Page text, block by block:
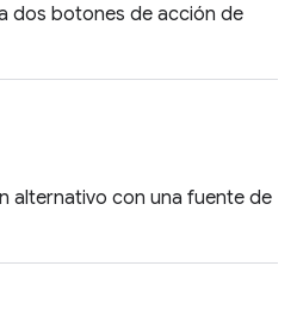
dos botones de acción de
alternativo con una fuente de